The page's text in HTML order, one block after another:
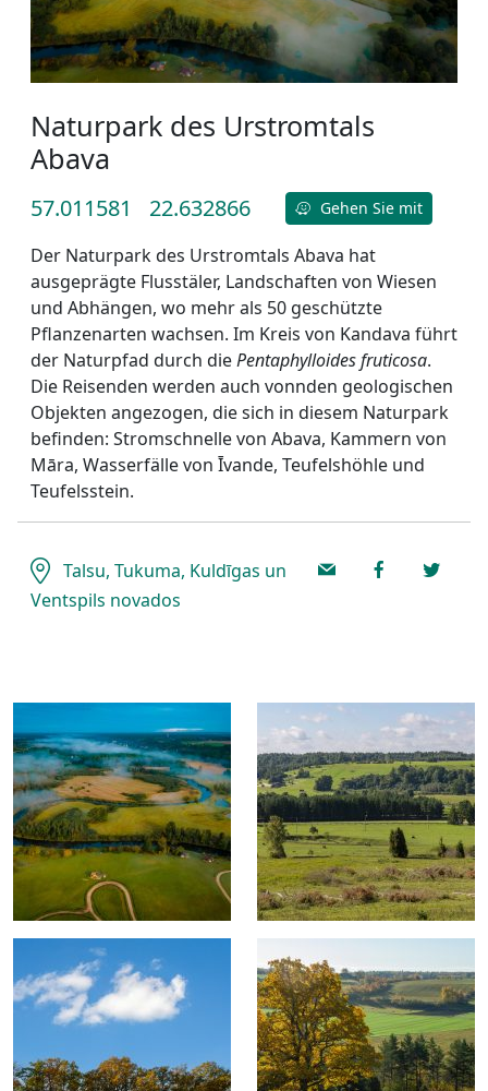
Naturpark des Urstromtals
Abava
57.011581 22.632866 Gehen Sie mit
Der Naturpark des Urstromtals Abava hat
ausgeprägte Flusstäler, Landschaften von Wiesen
und Abhängen, wo mehr als 50 geschützte
Pflanzenarten wachsen. Im Kreis von Kandava führt
der Naturpfad durch diePentaphylloides fruticosa.
Die Reisenden werden auch vonnden geologischen
Objekten angezogen, die sich in diesem Naturpark
befinden: Stromschnelle von Abava, Kammern von
Māra, Wasserfälle von Īvande, Teufelshöhle und
Teufelsstein.
Talsu, Tukuma, Kuldīgas un
Ventspils novados